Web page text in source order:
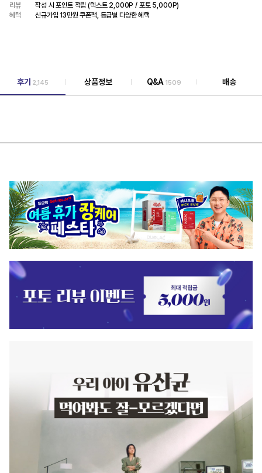
리뷰
작성 시 포인트 적립 (텍스트 2,000P / 포토 5,000P)
혜택
신규가입 13만원 쿠폰팩, 등급별 다양한 혜택
후기 2,145 상품정보 Q&A 1509 배송